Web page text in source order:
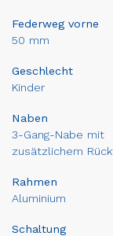
Federweg vorne
50 mm
Geschlecht
Kinder
Naben
3-Gang-Nabe mit
zusätzlichem
Rahmen
Aluminium
Schaltung